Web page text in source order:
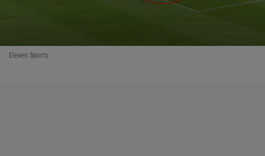
Eleven Sports